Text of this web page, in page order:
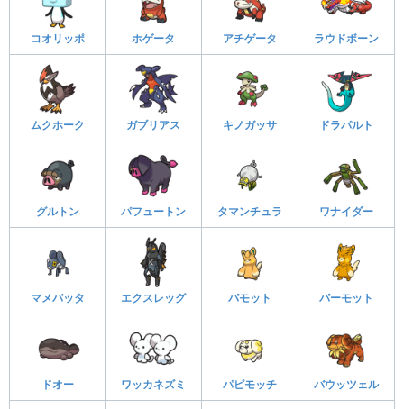
コオリッポ ホゲータ アチゲータ ラウドボーン
ムクホーク ガブリアス キノガッサ ドラパルト
グルトン パフュートン タマンチュラ ワナイダー
マメバッタ エクスレッグ パモット パーモット
ドオー ワッカネズミ パピモッチ バウッツェル